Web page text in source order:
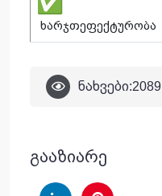
ხარჯთეფექტურობა
ნახვები:2089
გააზიარე